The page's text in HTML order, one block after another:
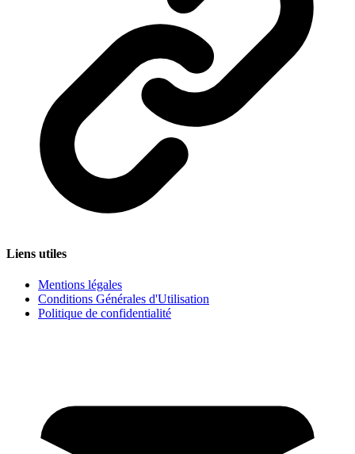
Liens utiles
Mentions légales
Conditions Générales d'Utilisation
Politique de confidentialité